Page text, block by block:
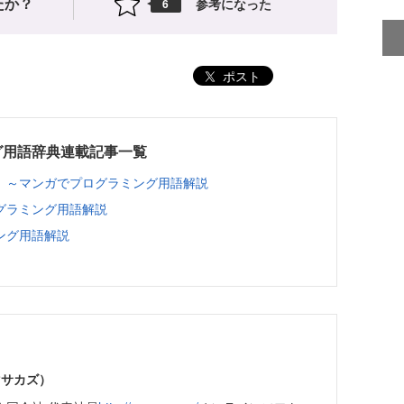
6
ポスト
語辞典連載記事一覧
マンガでプログラミング用語解説
ミング用語解説
用語解説
カズ）